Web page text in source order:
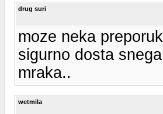
drug suri
moze neka
sigurno dosta
mraka..
wetmila